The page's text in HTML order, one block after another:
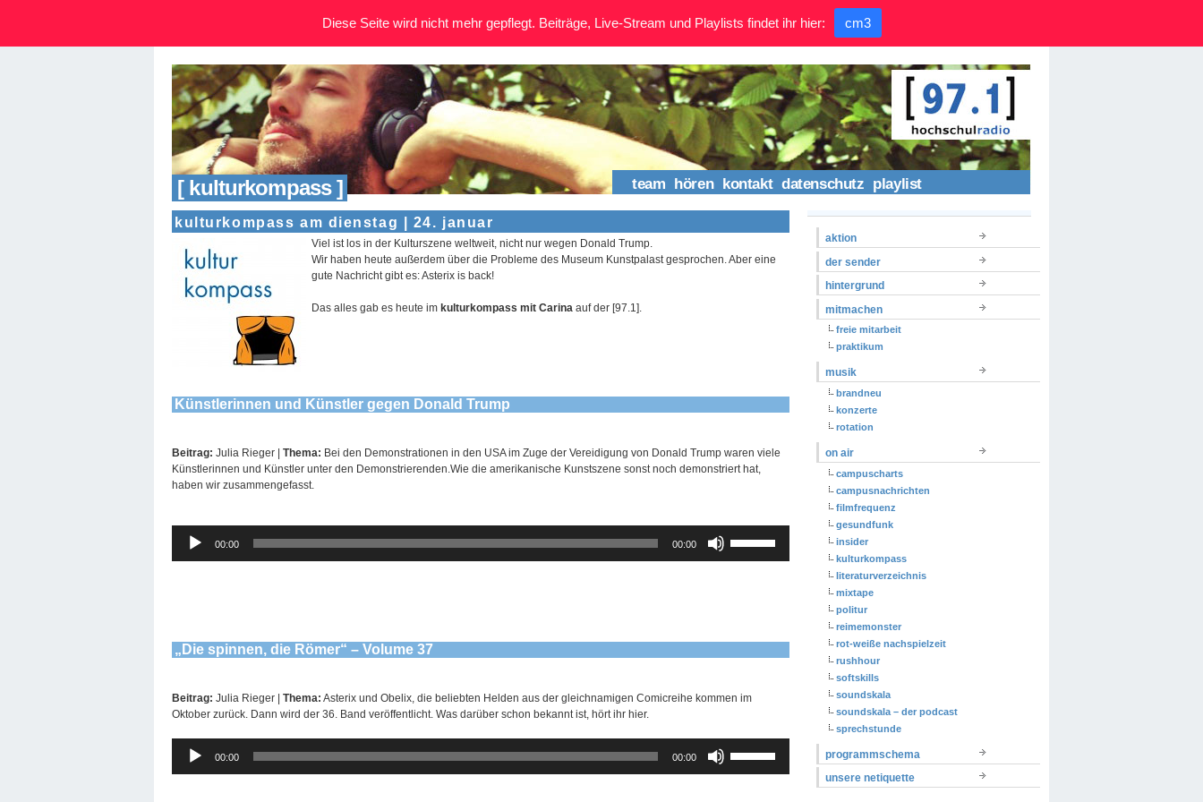
[ kulturkompass ] team hören kontakt datenschutz playlist
kulturkompass am dienstag | 24. januar
Viel ist los in der Kulturszene weltweit, nicht nur wegen Donald Trump.
Wir haben heute außerdem über die Probleme des Museum Kunstpalast gesprochen. Aber eine
gute Nachricht gibt es: Asterix is back!
Das alles gab es heute im kulturkompass mit Carina auf der [97.1].
Künstlerinnen und Künstler gegen Donald Trump
Beitrag: Julia Rieger | Thema: Bei den Demonstrationen in den USA im Zuge der Vereidigung von Donald Trump waren viele
Künstlerinnen und Künstler unter den Demonstrierenden.Wie die amerikanische Kunstszene sonst noch demonstriert hat,
haben wir zusammengefasst.
Audio-
Player
00:00 00:00
Hoch/Runter
benutzen,
regeln.
„Die spinnen, die Römer“ – Volume 37
Beitrag: Julia Rieger | Thema: Asterix und Obelix, die beliebten Helden aus der gleichnamigen Comicreihe kommen im
Oktober zurück. Dann wird der 36. Band veröffentlicht. Was darüber schon bekannt ist, hört ihr hier.
Audio-
Player
00:00 00:00
Hoch/Runter
benutzen,
aktion
der sender
hintergrund
mitmachen
freie mitarbeit
praktikum
musik
brandneu
konzerte
rotation
on air
campuscharts
campusnachrichten
filmfrequenz
gesundfunk
insider
kulturkompass
literaturverzeichnis
mixtape
politur
reimemonster
rot-weiße nachspielzeit
rushhour
softskills
soundskala
soundskala – der podcast
sprechstunde
programmschema
unsere netiquette
Diese Seite wird nicht mehr gepflegt. Beiträge, Live-Stream und Playlists findet ihr hier: cm3